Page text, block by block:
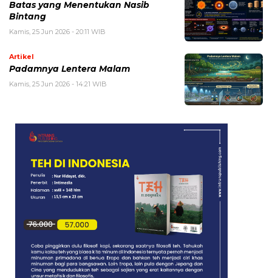
Batas yang Menentukan Nasib
Bintang
Kamis, 25 Jun 2026 - 20:11 WIB
Artikel
Padamnya Lentera Malam
Kamis, 25 Jun 2026 - 14:21 WIB